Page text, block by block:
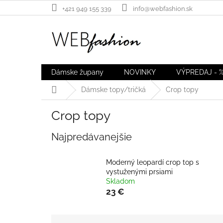
na
+421 949 155 339 info@webfashion.sk
Dámske župany NOVINKY VÝPREDAJ -
DomovDámske topy/tričká Crop topy
Crop topy
Najpredávanejšie
Moderný leopardí crop top s
vystuženými prsiami
Skladom
23 €